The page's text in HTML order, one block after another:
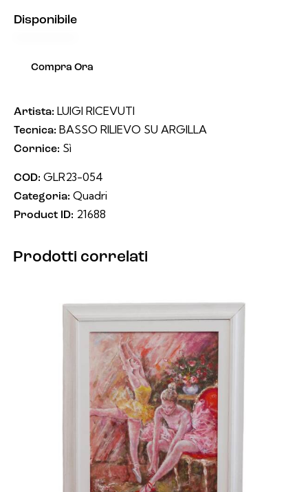
Disponibile
Compra Ora
Artista: LUIGI RICEVUTI
Tecnica: BASSO RILIEVO SU ARGILLA
Cornice: Sì
COD: GLR23-054
Categoria: Quadri
Product ID: 21688
Prodotti correlati